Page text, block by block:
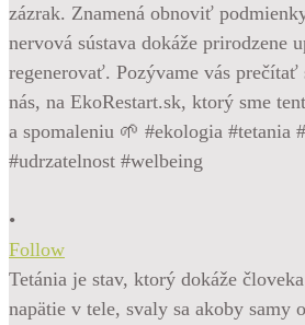
•
Follow
Tetánia je stav, ktorý dokáže
napätie v tele, svaly sa akoby samy